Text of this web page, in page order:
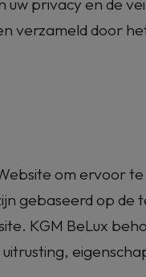
privacy en de
verzameld door
om ervoor
gebaseerd op
KGM BeLux